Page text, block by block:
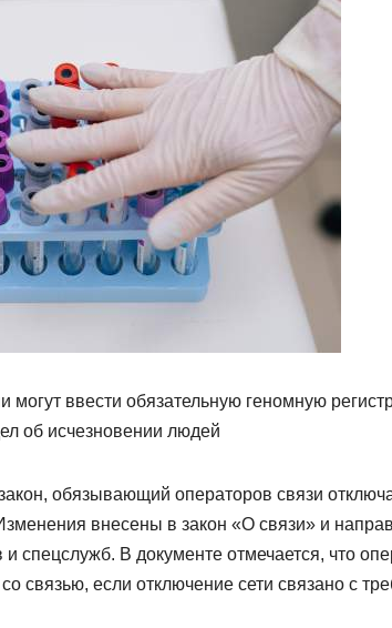
могут ввести обязательную геномную
об исчезновении людей
обязывающий операторов связи
внесены в закон «О связи» и
спецслужб. В документе отмечается, что
со связью, если отключение сети связано с